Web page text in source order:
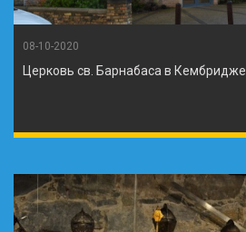
08-10-2020
Церковь св. Барнабаса в Кембридже